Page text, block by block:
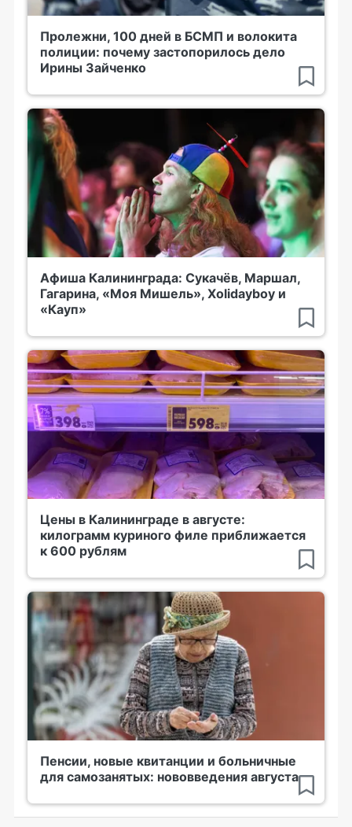
Пролежни, 100 дней в БСМП и волокита
полиции: почему застопорилось дело
Ирины Зайченко
Афиша Калининграда: Сукачёв, Маршал,
Гагарина, «Моя Мишель», Xolidayboy и
«Кауп»
Цены в Калининграде в августе:
килограмм куриного филе приближается
к 600 рублям
Пенсии, новые квитанции и больничные
для самозанятых: нововведения августа